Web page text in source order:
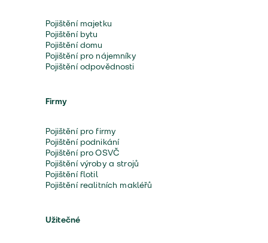
Pojištění majetku
Pojištění bytu
Pojištění domu
Pojištění pro nájemníky
Pojištění odpovědnosti
Firmy
Pojištění pro firmy
Pojištění podnikání
Pojištění pro OSVČ
Pojištění výroby a strojů
Pojištění flotil
Pojištění realitních makléřů
Užitečné